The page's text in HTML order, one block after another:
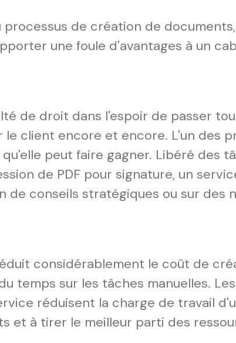
processus de création de
une foule d'avantages à un
de droit dans l'espoir de passer
le client encore et encore. L'un des
peut faire gagner. Libéré des
de PDF pour signature, un
conseils stratégiques ou sur des
considérablement le coût de
temps sur les tâches manuelles.
réduisent la charge de travail
et à tirer le meilleur parti des